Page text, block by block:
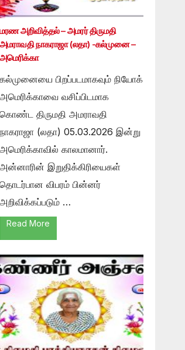
மரண அறிவித்தல் – அமரர் திருமதி
அமராவதி நாகராஜா (லதா) -கல்முனை –
அமெரிக்கா
கல்முனையை பிறப்படமாகவும் நியோக்
அமெரிக்காவை வசிப்பிடமாக
கொண்ட திருமதி அமராவதி
நாகராஜா (லதா) 05.03.2026 இன்று
அமெரிக்காவில் காலமானார்.
அன்னாரின் இறுதிக்கிரியைகள்
தொடர்பான விபரம் பின்னர்
அறிவிக்கப்படும் …
Read More